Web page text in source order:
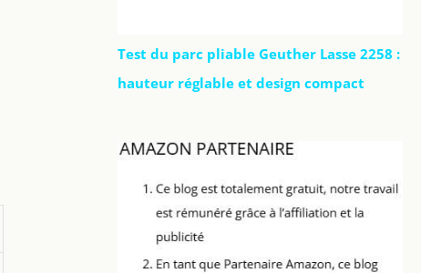
Test du parc pliable Geuther Lasse 2258 :
hauteur réglable et design compact